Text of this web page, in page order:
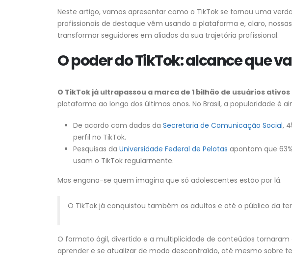
Neste artigo, vamos apresentar como o TikTok se tornou uma
profissionais de destaque vêm usando a plataforma e, claro,
transformar seguidores em aliados da sua trajetória profissional.
O poder do TikTok: alcance que
O TikTok já ultrapassou a marca de 1 bilhão de usuários
plataforma ao longo dos últimos anos. No Brasil, a popularidade é
De acordo com dados da Secretaria de Comunicação Social,
perfil no TikTok.
Pesquisas da Universidade Federal de Pelotas apontam que
usam o TikTok regularmente.
Mas engana-se quem imagina que só adolescentes estão por lá.
O TikTok já conquistou também os adultos e até o público da
O formato ágil, divertido e a multiplicidade de conteúdos
aprender e se atualizar de modo descontraído, até mesmo sobre